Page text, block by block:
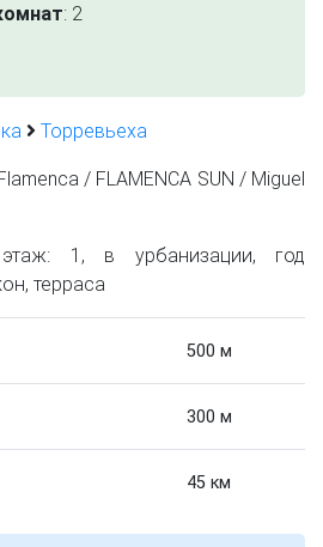
: 2
Торревьеха
/ FLAMENCA SUN / Miguel
1, в урбанизации, год
терраса
500 м
300 м
45 км